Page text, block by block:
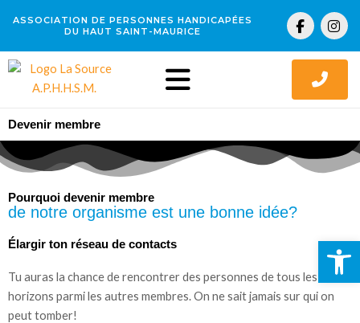
ASSOCIATION DE PERSONNES HANDICAPÉES
DU HAUT SAINT-MAURICE
F
a
e
o
f
I
n
t
r
Devenir membre
Pourquoi devenir membre
de notre organisme est une bonne idée?
Élargir ton réseau de contacts
Tu auras la chance de rencontrer des personnes de tous les
horizons parmi les autres membres. On ne sait jamais sur qui on
peut tomber!